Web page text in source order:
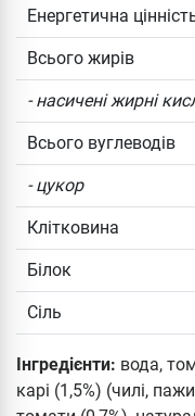
Енергетична
Всього жирів
- насичені жирні
Всього вуглеводів
- цукор
Клітковина
Білок
Сіль
Інгредієнти: вода,
карі (1,5%) (чилі,